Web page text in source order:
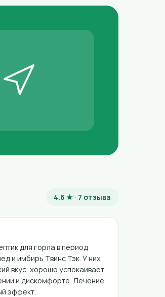
4.6 ★ · 7 отзыва
для горла в период
и имбирь Твинс Тэк. У них
вкус, хорошо успокаивает
и дискомфорте. Лечение
эффект.